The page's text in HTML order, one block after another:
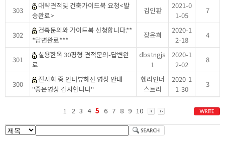
303
대략견적및 건축가이드북 요청<발
송완료>
김인환
2021-0
1-05
7
302
건축문의와 가이드북 신청합니다.**
*답변완료***
장윤희
2020-1
2-18
4
301
실용한옥 30평형 견적문의-답변완
료
dbstngjs
1
2020-1
2-02
8
300
전시회 중 인터뷰하신 영상 안내-
"좋은영상 감사합니다"
헨리인더
스트리
2020-1
1-30
3
1 2 3 4 5 6 7 8 9 10